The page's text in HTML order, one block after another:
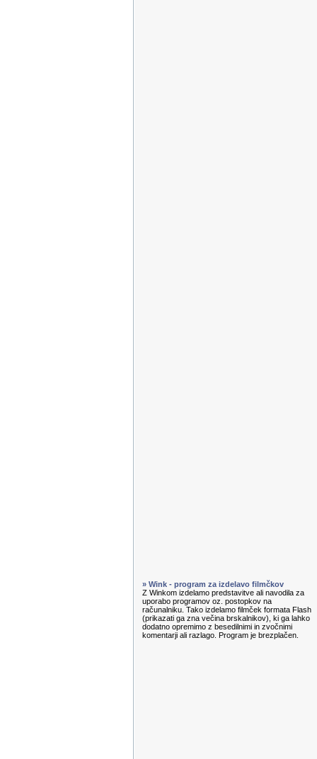
» Wink - program za izdelavo filmčkov
Z Winkom izdelamo predstavitve ali navodila za
uporabo programov oz. postopkov na
računalniku. Tako izdelamo filmček formata Flash
(prikazati ga zna večina brskalnikov), ki ga lahko
dodatno opremimo z besedilnimi in zvočnimi
komentarji ali razlago. Program je brezplačen.